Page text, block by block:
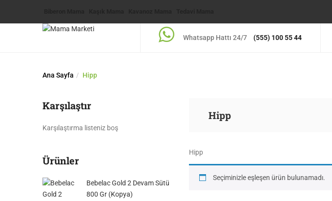
Whatsapp Hattı 24/7 (555) 100 55 44
Ana Sayfa Hipp
Hipp
Hipp
Seçiminizle eşleşen ürün bulunamadı.
Karşılaştır
Karşılaştırma listeniz boş
Ürünler
Bebelac Gold 2 Devam Sütü
800 Gr (Kopya)